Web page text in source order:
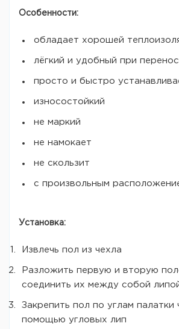
Особенности:
обладает хорошей
лёгкий и удобный при
просто и быстро
износостойкий
не маркий
не намокает
не скользит
с произвольным
Установка:
Извлечь пол из чехла
Разложить первую и вторую
соединить их между собой
Закрепить пол по углам палатки
помощью угловых лип